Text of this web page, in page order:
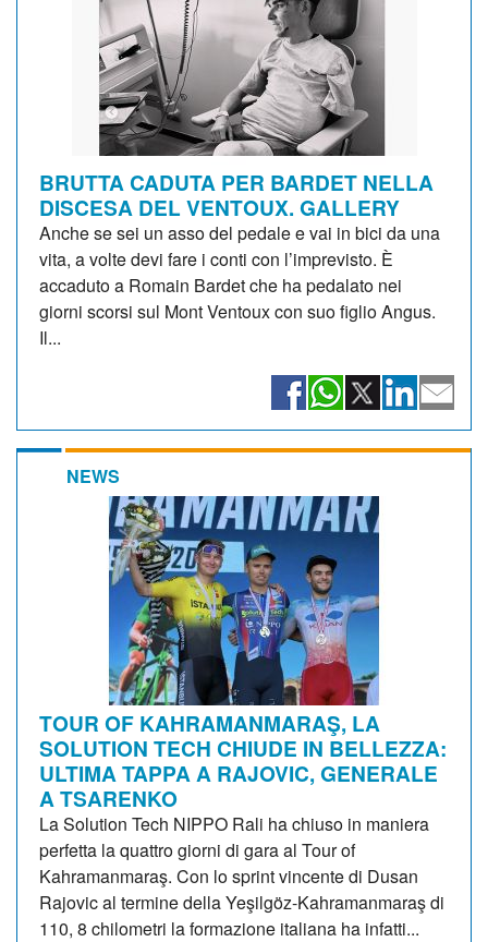
BRUTTA CADUTA PER BARDET NELLA
DISCESA DEL VENTOUX. GALLERY
Anche se sei un asso del pedale e vai in bici da una
vita, a volte devi fare i conti con l’imprevisto. È
accaduto a Romain Bardet che ha pedalato nei
giorni scorsi sul Mont Ventoux con suo figlio Angus.
Il...
NEWS
TOUR OF KAHRAMANMARAŞ, LA
SOLUTION TECH CHIUDE IN BELLEZZA:
ULTIMA TAPPA A RAJOVIC, GENERALE
A TSARENKO
La Solution Tech NIPPO Rali ha chiuso in maniera
perfetta la quattro giorni di gara al Tour of
Kahramanmaraş. Con lo sprint vincente di Dusan
Rajovic al termine della Yeşilgöz-Kahramanmaraş di
110, 8 chilometri la formazione italiana ha infatti...